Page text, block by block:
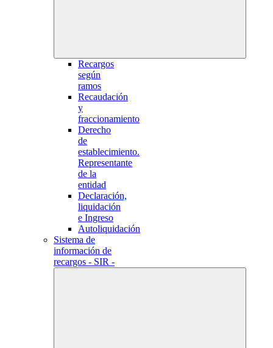
Recargos
según
ramos
Recaudación
y
fraccionamiento
Derecho
de
establecimiento.
Representante
de la
entidad
Declaración,
liquidación
e Ingreso
Autoliquidación
Sistema de
información de
recargos - SIR -